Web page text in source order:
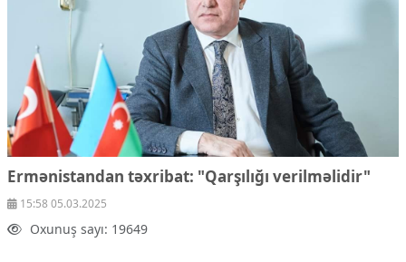
Ermənistandan təxribat: "Qarşılığı verilməlidir"
15:58 05.03.2025
Oxunuş sayı: 19649